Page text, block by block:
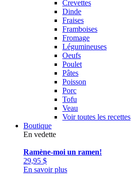
Crevettes
Dinde
Fraises
Framboises
Fromage
Légumineuses
Oeufs
Poulet
Pâtes
Poisson
Porc
Tofu
Veau
Voir toutes les recettes
Boutique
En vedette
Ramène-moi un ramen!
29,95 $
En savoir plus